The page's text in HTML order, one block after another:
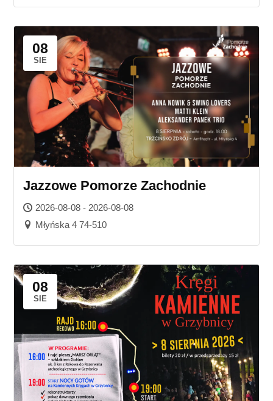
08
SIE
Jazzowe Pomorze Zachodnie
2026-08-08 - 2026-08-08
Młyńska 4 74-510
08
SIE